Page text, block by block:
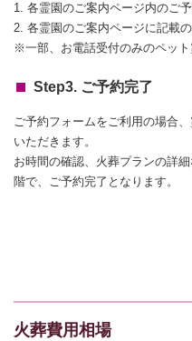
1. 各霊園のご案内ページ内のご
2. 各霊園のご案内ページに記載
※一部、お電話受付のみのペット
Step3. ご予約完了
ご予約フォームをご利用の場合
いただきます。
お時間の確認、火葬プランの詳
階で、ご予約完了となります。
火葬費用相場